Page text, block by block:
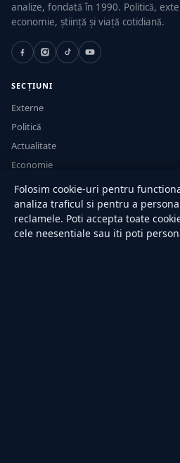
analize, fondată în 1990. Politică,
economie, știință și viață cotidiană.
SECȚIUNI
Externe
Politică
Actualitate
Economie
Sănătate
Utile
RUBRICI
Folosim cookie-uri pentru
analiza traficul si pentru a
reclamele. Poti accepta toate
cele neesentiale sau iti poti